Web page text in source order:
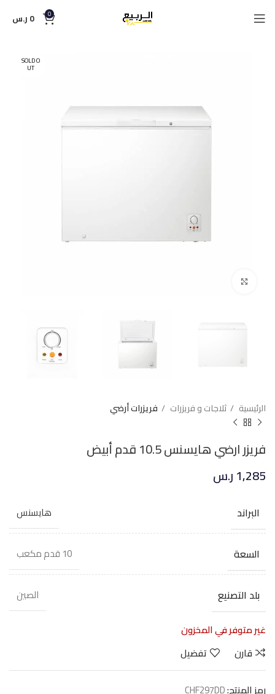
0
0 ر.س
SOLD O
UT
الرئيسية ثلاجات و فريزرات فريزرات أرضي
فريزر ارضي هايسنس 10.5 قدم أبيض
1,285ر.س
البراند هايسنس
السعة 10 قدم مكعب
بلد التصنيع
الصين
غير متوفر في المخزون
قارن
تفضيل
رمز المنتج:CHF297DD